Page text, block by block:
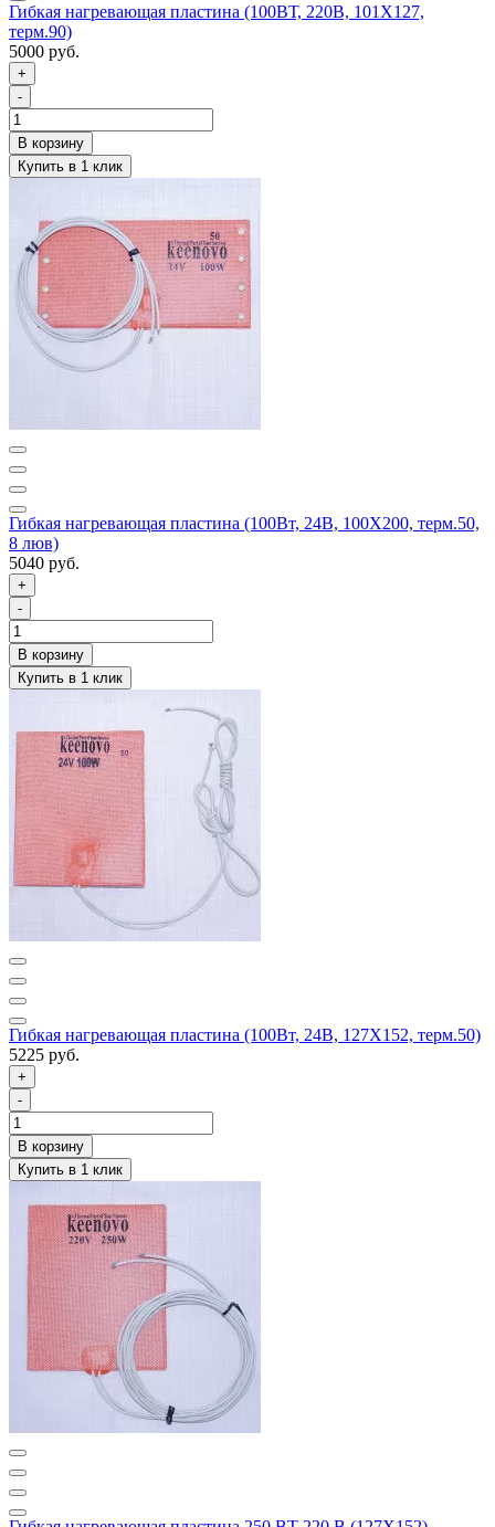
Гибкая нагревающая пластина (100ВТ, 220В, 101Х127,
терм.90)
5000 руб.
+
-
Гибкая нагревающая пластина (100Вт, 24В, 100Х200, терм.50,
8 люв)
5040 руб.
+
-
Гибкая нагревающая пластина (100Вт, 24В, 127Х152, терм.50)
5225 руб.
+
-